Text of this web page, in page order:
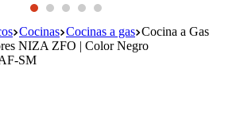
Cocinas Cocinas a gas Cocina a Gas
NIZA ZFO | Color Negro
SM